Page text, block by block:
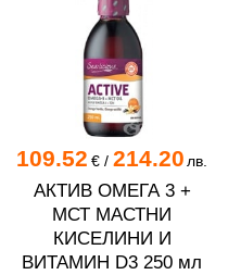
109.52 €/ 214.20 лв.
АКТИВ ОМЕГА 3 +
МСТ МАСТНИ
КИСЕЛИНИ И
ВИТАМИН D3 250 мл